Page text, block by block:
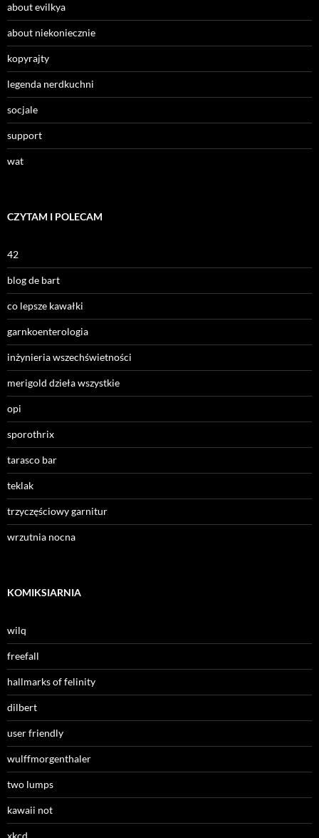
about evilkya
about niekoniecznie
kopyrajty
legenda nerdkuchni
socjale
support
wat
CZYTAM I POLECAM
42
blog de bart
co lepsze kawałki
garnkoenterologia
inżynieria wszechświetności
merigold dzieła wszystkie
opi
sporothrix
tarasco bar
teklak
trzyczęściowy garnitur
wrzutnia nocna
KOMIKSIARNIA
wilq
freefall
hallmarks of felinity
dilbert
user friendly
wulffmorgenthaler
two lumps
kawaii not